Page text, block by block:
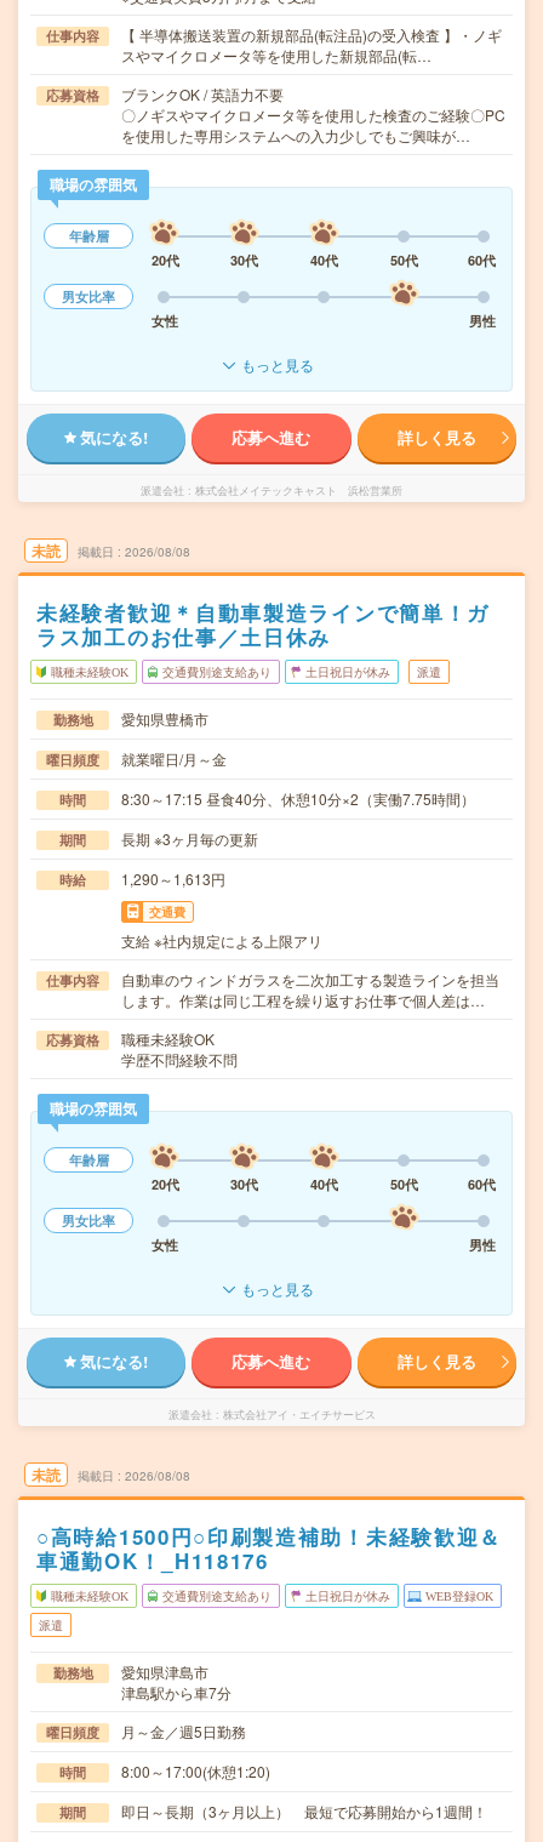
仕事内容
【 半導体搬送装置の新規部品(転注品)の受入検査 】・ノギ
スやマイクロメータ等を使用した新規部品(転…
応募資格
ブランクOK / 英語力不要
〇ノギスやマイクロメータ等を使用した検査のご経験〇PC
を使用した専用システムへの入力少しでもご興味が…
職場の雰囲気
年齢層
20代
30代 40代 50代
60代
男女比率
女性
男性
もっと見る
気になる! 応募へ進む 詳しく見る
派遣会社 株式会社メイテックキャスト 浜松営業所
未読 掲載日 2026/08/08
未経験者歓迎＊自動車製造ラインで簡単！ガ
ラス加工のお仕事／土日休み
職種未経験OK 交通費別途支給あり 土日祝日が休み 派遣
勤務地 愛知県豊橋市
曜日頻度 就業曜日/月～金
時間 8:30～17:15 昼食40分、休憩10分×2（実働7.75時間）
期間 長期 ※3ヶ月毎の更新
時給 1,290～1,613円
交通費
支給 ※社内規定による上限アリ
仕事内容
自動車のウィンドガラスを二次加工する製造ラインを担当
します。作業は同じ工程を繰り返すお仕事で個人差は…
応募資格
職種未経験OK
学歴不問経験不問
職場の雰囲気
年齢層
20代
30代 40代 50代
60代
男女比率
女性
男性
もっと見る
気になる! 応募へ進む 詳しく見る
派遣会社 株式会社アイ・エイチサービス
未読 掲載日 2026/08/08
○高時給1500円○印刷製造補助！未経験歓迎＆
車通勤OK！_H118176
職種未経験OK 交通費別途支給あり 土日祝日が休み WEB登録OK
派遣
勤務地
愛知県津島市
津島駅から車7分
曜日頻度 月～金／週5日勤務
時間 8:00～17:00(休憩1:20)
期間 即日～長期（3ヶ月以上） 最短で応募開始から1週間！